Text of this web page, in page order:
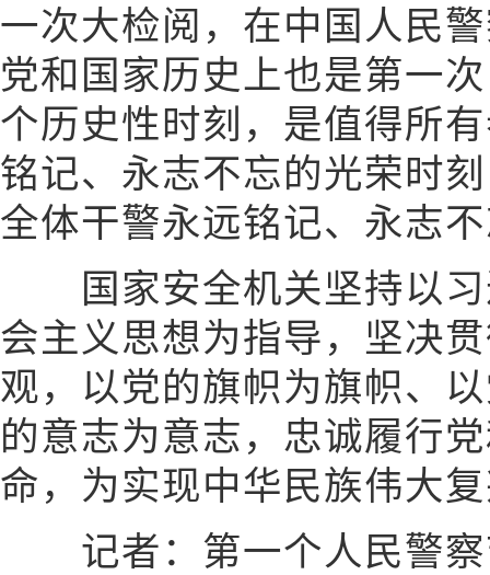
一次大检阅，在中国人民
党和国家历史上也是第一
个历史性时刻，是值得所
铭记、永志不忘的光荣时
全体干警永远铭记、永志
国家安全机关坚持以习
会主义思想为指导，坚决
观，以党的旗帜为旗帜、
的意志为意志，忠诚履行
命，为实现中华民族伟大
记者：第一个人民警察